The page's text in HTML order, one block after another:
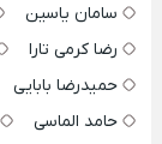
سامان یاسین
رضا کرمی تارا
حمیدرضا بابایی
حامد الماسی